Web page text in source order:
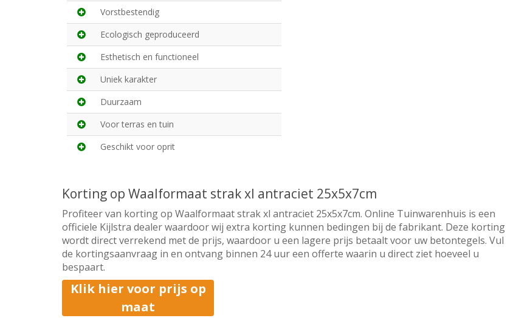
Vorstbestendig
Ecologisch geproduceerd
Esthetisch en functioneel
Uniek karakter
Duurzaam
Voor terras en tuin
Geschikt voor oprit
Korting op Waalformaat strak xl antraciet 25x5x7cm
Profiteer van korting op Waalformaat strak xl antraciet 25x5x7cm. Online Tuinwarenhuis is een
officiele Kijlstra dealer waardoor wij extra korting kunnen bedingen bij de fabrikant. Deze korting
wordt direct verrekend met de prijs, waardoor u een lagere prijs betaalt voor uw betontegels. Vul
de kortingsaanvraag in en ontvang binnen 24 uur een offerte waarin u direct ziet hoeveel u
bespaart.
Klik hier voor prijs op
maat